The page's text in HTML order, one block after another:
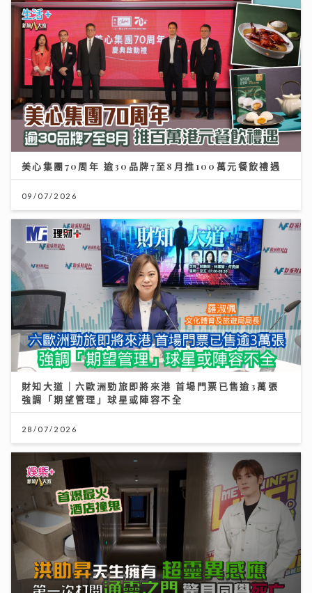
美心集團70周年 逾30品牌7至8月推100萬元餐飲禮遇
09/07/2026
財知大道｜六歐洲勁旅即將來港 首場門票已售逾3萬張
強調「期望管理」球星或陣容不全
28/07/2026